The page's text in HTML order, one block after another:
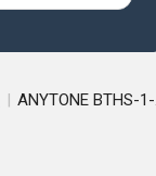
| ANYTONE BTHS-1-